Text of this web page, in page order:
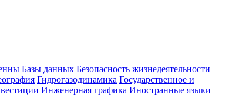
Базы данных Безопасность жизнедеятельности
Гидрогазодинамика Государственное и
Инженерная графика Иностранные языки